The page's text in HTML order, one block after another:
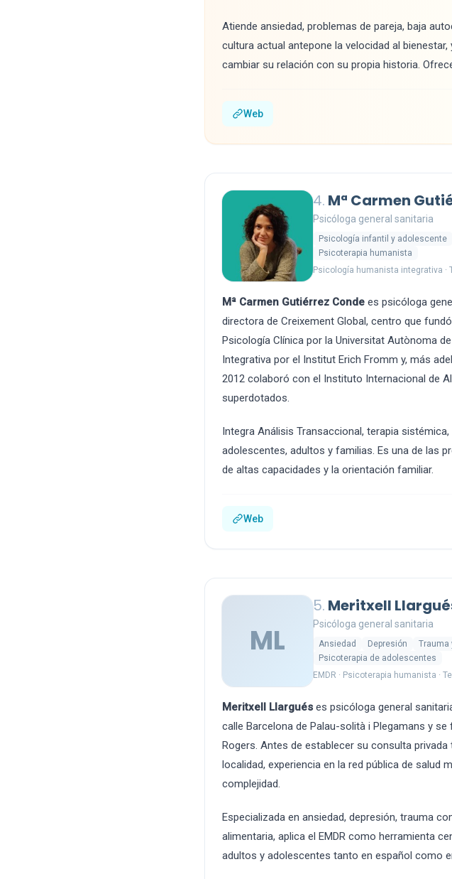
Atiende ansiedad, problemas de pareja, baja
cultura actual antepone la velocidad al
cambiar su relación con su propia historia.
Web
4. Mª Carmen
Psicóloga general sanitaria
Psicología infantil y adolescente
Psicoterapia humanista
Psicología humanista integrativa ·
Mª Carmen Gutiérrez Conde es psicóloga
directora de Creixement Global, centro que
Psicología Clínica por la Universitat Autònoma
Integrativa por el Institut Erich Fromm y, más
2012 colaboró con el Instituto Internacional de
superdotados.
Integra Análisis Transaccional, terapia
adolescentes, adultos y familias. Es una de las
de altas capacidades y la orientación familiar.
Web
ML
5. Meritxell
Psicóloga general sanitaria
Ansiedad Depresión Trauma
Psicoterapia de adolescentes
EMDR · Psicoterapia humanista ·
Meritxell Llargués es psicóloga general
calle Barcelona de Palau-solità i Plegamans y
Rogers. Antes de establecer su consulta
localidad, experiencia en la red pública de salud
complejidad.
Especializada en ansiedad, depresión, trauma
alimentaria, aplica el EMDR como herramienta
adultos y adolescentes tanto en español como